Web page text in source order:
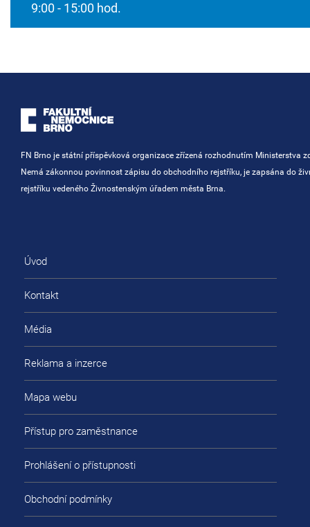
9:00 - 15:00 hod.
FN Brno je státní příspěvková organizace zřízená rozhodnutím Ministerstva
Nemá zákonnou povinnost zápisu do obchodního rejstříku, je zapsána do
rejstříku vedeného Živnostenským úřadem města Brna.
Úvod
Kontakt
Média
Reklama a inzerce
Mapa webu
Přístup pro zaměstnance
Prohlášení o přístupnosti
Obchodní podmínky